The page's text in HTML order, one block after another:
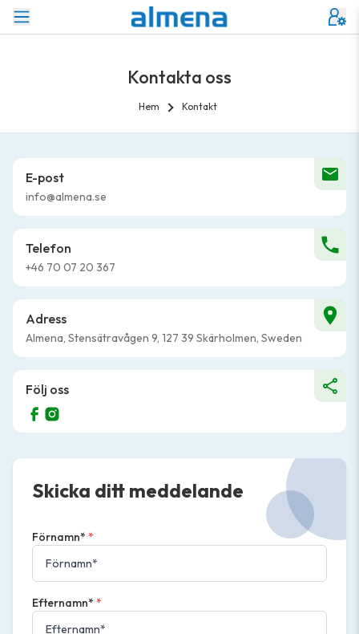
Kontakta oss
Hem Kontakt
E-post
info@almena.se
Telefon
+46 70 07 20 367
Adress
Almena, Stensätravågen 9, 127 39 Skärholmen, Sweden
Följ oss
Skicka ditt meddelande
Förnamn* *
Efternamn* *